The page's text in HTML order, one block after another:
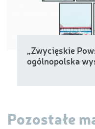
„Zwycięskie
ogólnopolska
Pozostałe